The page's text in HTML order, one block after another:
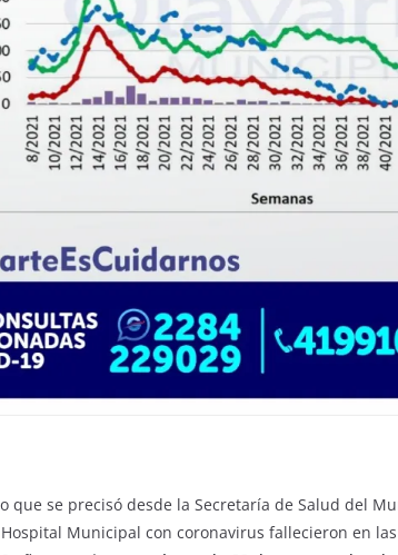
que se precisó desde la Secretaría de Salud del
Municipal con coronavirus fallecieron en